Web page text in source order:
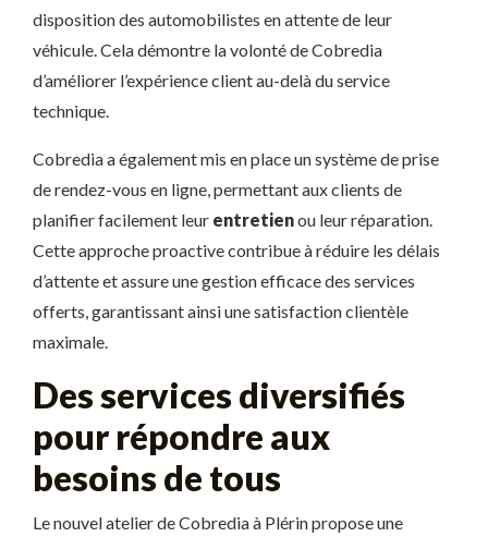
disposition des automobilistes en attente de leur
véhicule. Cela démontre la volonté de Cobredia
d’améliorer l’expérience client au-delà du service
technique.
Cobredia a également mis en place un système de prise
de rendez-vous en ligne, permettant aux clients de
planifier facilement leur entretienou leur réparation.
Cette approche proactive contribue à réduire les délais
d’attente et assure une gestion efficace des services
offerts, garantissant ainsi une satisfaction clientèle
maximale.
Des services diversifiés
pour répondre aux
besoins de tous
Le nouvel atelier de Cobredia à Plérin propose une